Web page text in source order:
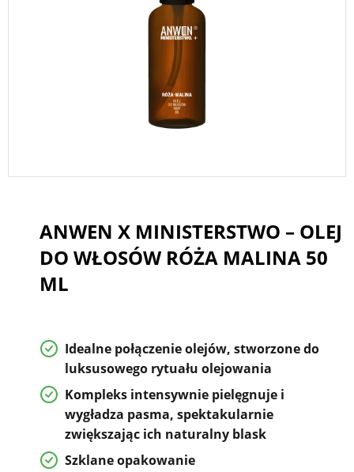
ANWEN X MINISTERSTWO – OLEJ
DO WŁOSÓW RÓŻA MALINA 50
ML
Idealne połączenie olejów, stworzone do
luksusowego rytuału olejowania
Kompleks intensywnie pielęgnuje i
wygładza pasma, spektakularnie
zwiększając ich naturalny blask
Szklane opakowanie